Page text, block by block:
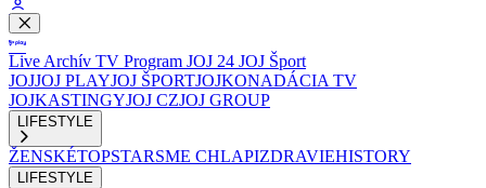
Live Archív TV Program JOJ 24 JOJ Šport
JOJJOJ PLAYJOJ ŠPORTJOJKONADÁCIA TV
JOJKASTINGYJOJ CZJOJ GROUP
LIFESTYLE
ŽENSKÉTOPSTARSME CHLAPIZDRAVIEHISTORY
LIFESTYLE